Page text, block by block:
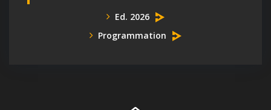
Ed. 2026
Programmation